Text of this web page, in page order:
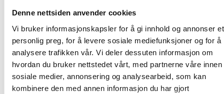
Denne nettsiden anvender cookies
Vi bruker informasjonskapsler for å gi innhold og annonser et
personlig preg, for å levere sosiale mediefunksjoner og for å
analysere trafikken vår. Vi deler dessuten informasjon om
hvordan du bruker nettstedet vårt, med partnerne våre innen
sosiale medier, annonsering og analysearbeid, som kan
kombinere den med annen informasjon du har gjort
Ikke noe resultat.